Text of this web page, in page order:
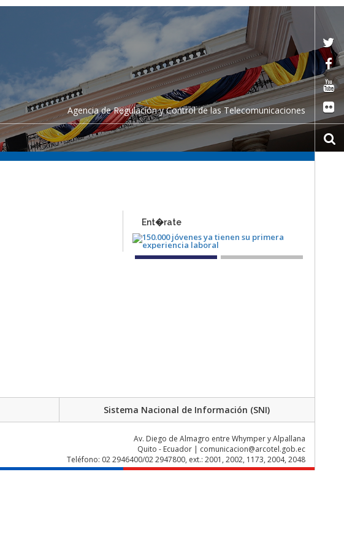
Agencia de Regulación y Control de las Telecomunicaciones
Ent�rate
Sistema Nacional de Información (SNI)
Av. Diego de Almagro entre Whymper y Alpallana
Quito - Ecuador | comunicacion@arcotel.gob.ec
Teléfono: 02 2946400/02 2947800, ext.: 2001, 2002, 1173, 2004, 2048